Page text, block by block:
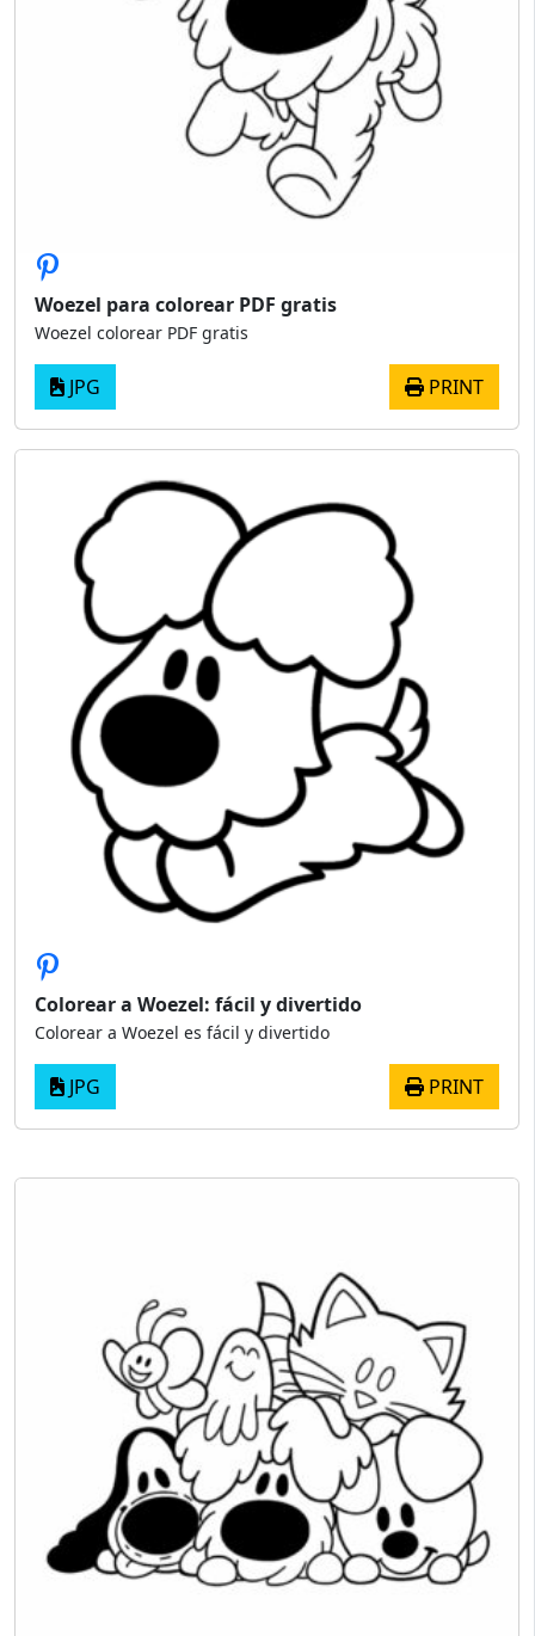
Woezel para colorear PDF gratis
Woezel colorear PDF gratis
JPG PRINT
Colorear a Woezel: fácil y divertido
Colorear a Woezel es fácil y divertido
JPG PRINT